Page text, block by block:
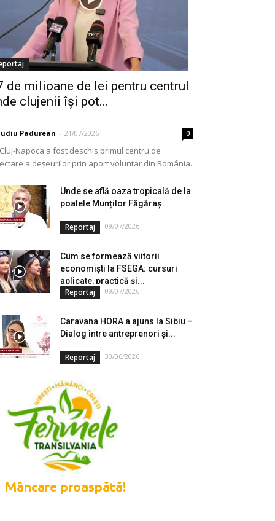
de milioane de lei pentru centrul
clujenii își pot...
Padurean - 21/07/2026 0
Napoca a fost deschis primul centru de
a deșeurilor prin aport voluntar din România.
Unde se află oaza tropicală de la
poalele Munților Făgăraș
Reportaj 09/07/2026
Cum se formează viitorii
economiști la FSEGA: cursuri
aplicate, practică și...
Reportaj 09/07/2026
Caravana HORA a ajuns la Sibiu –
Dialog între antreprenori și...
Reportaj 30/06/2026